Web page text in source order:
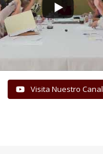
Visita Nuestro Canal